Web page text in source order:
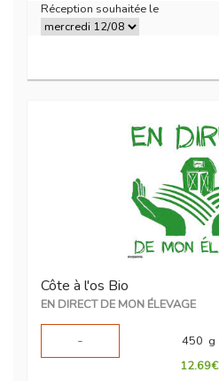
Réception souhaitée le
Côte à l'os Bio
EN DIRECT DE MON ÉLEVAGE
-
450 g
12.69€